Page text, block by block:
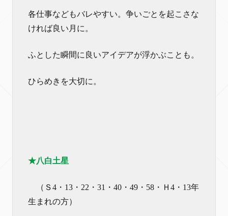
各仕事などもバレやすい。争いごとを起こさな
ければ良い月に。
ふとした瞬間に良いアイデアが浮かぶことも。
ひらめきを大切に。
★八白土星
（Ｓ4・13・22・31・40・49・58・Ｈ4・13年
生まれの方）